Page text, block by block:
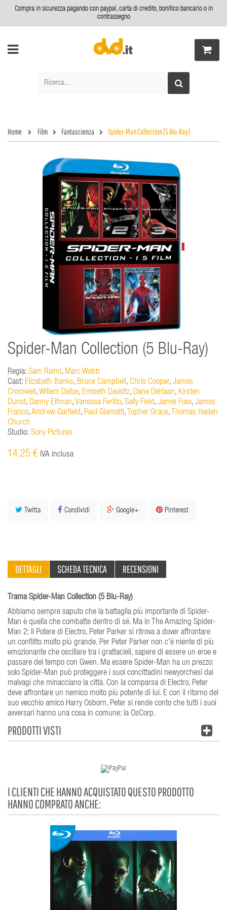
Compra in sicurezza pagando con paypal, carta di credito, bonifico bancario o in
contrassegno
Home Film Fantascienza Spider-Man Collection (5 Blu-Ray)
Spider-Man Collection (5 Blu-Ray)
Regia: Sam Raimi, Marc Webb
Cast: Elizabeth Banks, Bruce Campbell, Chris Cooper, James
Cromwell,Willem Dafoe, Embeth Davidtz, Dane DeHaan, Kirsten
Dunst, Danny Elfman,Vanessa Ferlito, Sally Field, Jamie Foxx, James
Franco,Andrew Garfield, Paul Giamatti, Topher Grace, Thomas Haden
Church
Studio: Sony Pictures
14,25 € IVA inclusa
Twitta Condividi Google+ Pinterest
DETTAGLI SCHEDA TECNICA RECENSIONI
Trama Spider-Man Collection (5 Blu-Ray)
Abbiamo sempre saputo che la battaglia più importante di Spider-
Man è quella che combatte dentro di sé. Ma in The Amazing Spider-
Man 2: Il Potere di Electro, Peter Parker si ritrova a dover affrontare
un conflitto molto più grande. Per Peter Parker non c'è niente di più
emozionante che oscillare tra i grattacieli, sapere di essere un eroe e
passare del tempo con Gwen. Ma essere Spider-Man ha un prezzo:
solo Spider-Man può proteggere i suoi concittadini newyorchesi dai
malvagi che minacciano la città. Con la comparsa di Electro, Peter
deve affrontare un nemico molto più potente di lui. E con il ritorno del
suo vecchio amico Harry Osborn, Peter si rende conto che tutti i suoi
avversari hanno una cosa in comune: la OsCorp.
PRODOTTI VISTI
I CLIENTI CHE HANNO ACQUISTATO QUESTO PRODOTTO
HANNO COMPRATO ANCHE: